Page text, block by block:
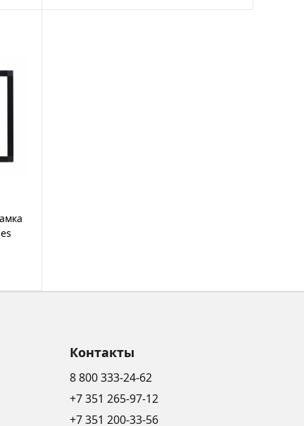
Контакты
8 800 333-24-62
+7 351 265-97-12
+7 351 200-33-56